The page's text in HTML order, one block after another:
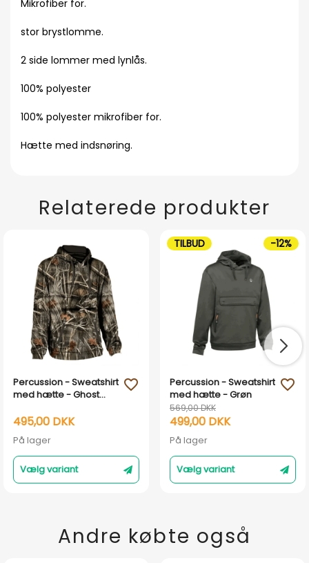
Mikrofiber for.
stor brystlomme.
2 side lommer med lynlås.
100% polyester
100% polyester mikrofiber for.
Hætte med indsnøring.
Relaterede produkter
Percussion - Sweatshirt
med hætte - Ghost
495,00 DKK
På lager
Vælg variant
favorite_outline
Percussion - Sweatshirt
med hætte - Grøn
569,00 DKK
499,00 DKK
På lager
Vælg variant
favorite_outline
TILBUD -12%
Andre købte også